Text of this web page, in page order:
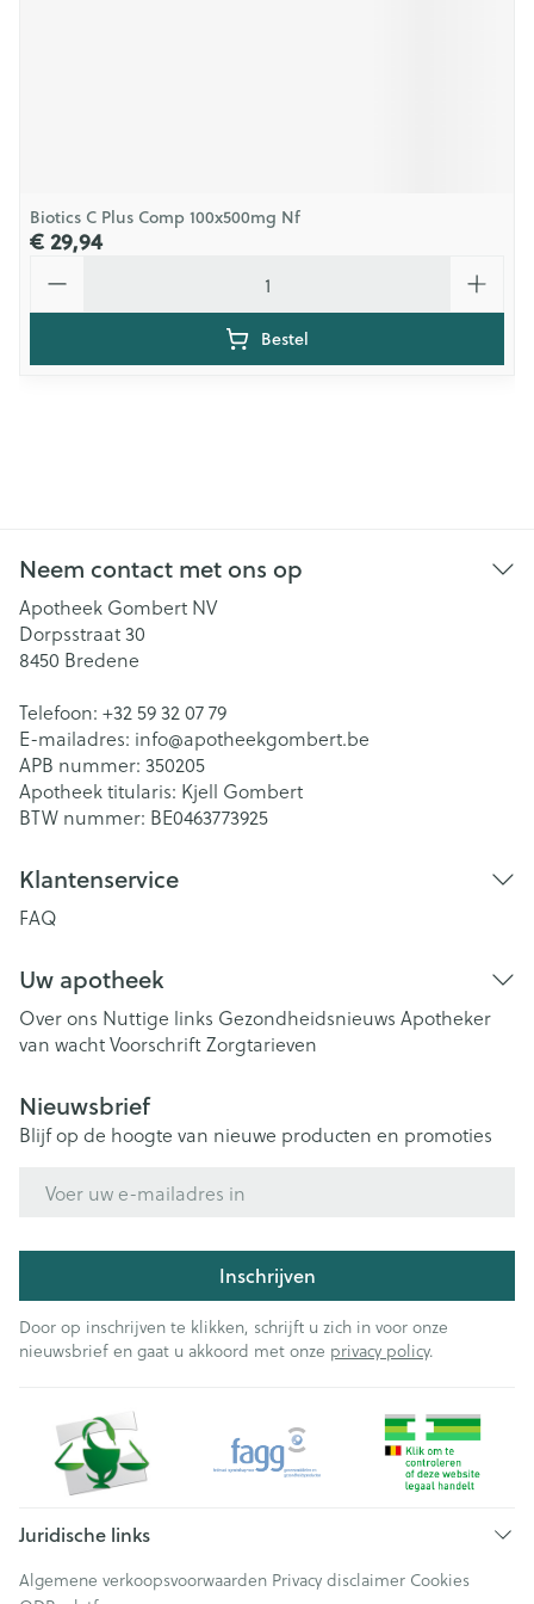
Biotics C Plus Comp 100x500mg Nf
€ 29,94
Bestel
Neem contact met ons op
Apotheek Gombert NV
Dorpsstraat 30
8450 Bredene
Telefoon: +32 59 32 07 79
E-mailadres: info@apotheekgombert.be
APB nummer: 350205
Apotheek titularis: Kjell Gombert
BTW nummer: BE0463773925
Klantenservice
FAQ
Uw apotheek
Over ons Nuttige links Gezondheidsnieuws Apotheker
van wachtVoorschriftZorgtarieven
Nieuwsbrief
Blijf op de hoogte van nieuwe producten en promoties
Inschrijven
Door op inschrijven te klikken, schrijft u zich in voor onze
nieuwsbrief en gaat u akkoord met onze privacy policy.
Juridische links
Algemene verkoopsvoorwaarden Privacy disclaimer Cookies